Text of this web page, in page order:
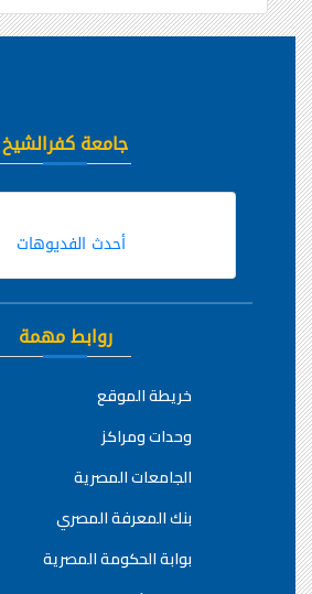
جامعة كفرالشيخ
أحدث الفديوهات
روابط مهمة
خريطة الموقع
وحدات ومراكز
الجامعات المصرية
بنك المعرفة المصري
بوابة الحكومة المصرية